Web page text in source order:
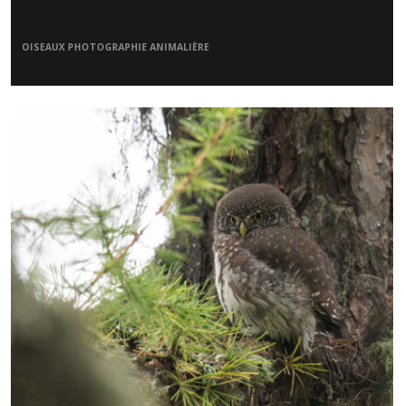
OISEAUX PHOTOGRAPHIE ANIMALIÈRE